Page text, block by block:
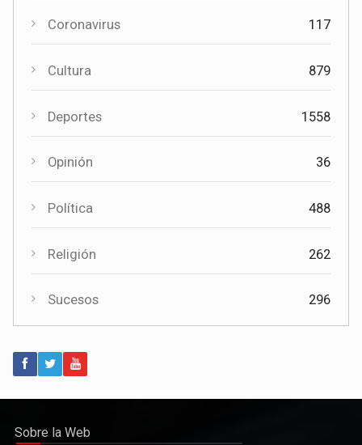
Cultura
El Certamen "Villa Cervantina" vuelve a situar a Mota del
Política
Coronavirus 117
Cultura 879
Deportes 1558
Opinión 36
Política 488
Religión 262
Sucesos 296
Sobre la Web